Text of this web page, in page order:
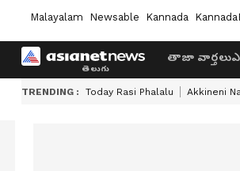
Malayalam Newsable Kannada
తాజా వార్తలు
TRENDING : Today Rasi Phalalu Akkineni